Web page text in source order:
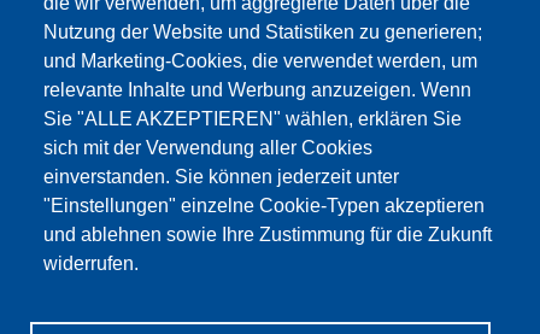
Nutzung der Website und Statistiken zu generieren;
und Marketing-Cookies, die verwendet werden, um
relevante Inhalte und Werbung anzuzeigen. Wenn
Sie "ALLE AKZEPTIEREN" wählen, erklären Sie
sich mit der Verwendung aller Cookies
einverstanden. Sie können jederzeit unter
"Einstellungen" einzelne Cookie-Typen akzeptieren
und ablehnen sowie Ihre Zustimmung für die Zukunft
widerrufen.
Этот материал заблокирован, потому что
файлы cookie Google Maps не были приняты.
НЕОБХОДИМО ПРИНЯТЬ ТОЛЬКО
ФАЙЛЫ COOKIE GOOGLE MAPS.
Alle Cookies akzeptieren